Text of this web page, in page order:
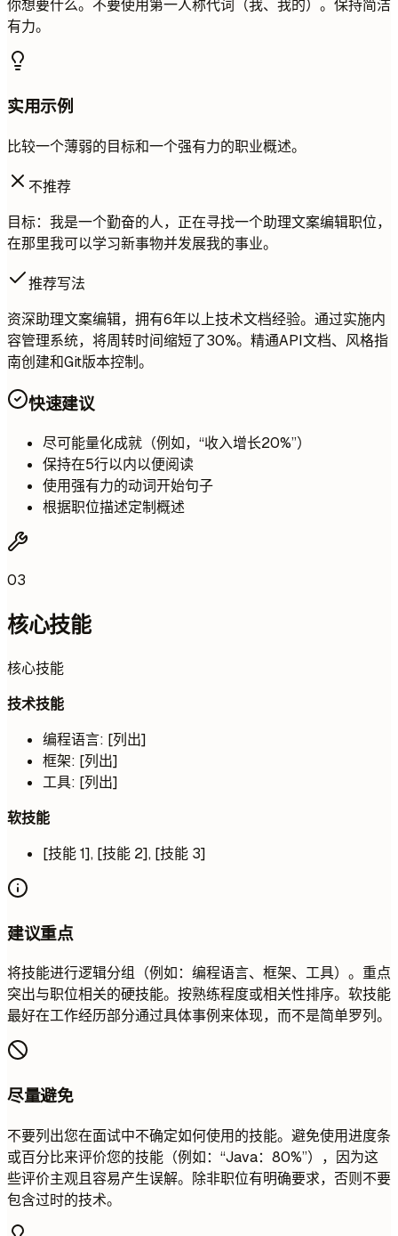
你想要什么。不要使用第一人称代词（我、我的）。保持简洁
有力。
实用示例
比较一个薄弱的目标和一个强有力的职业概述。
不推荐
目标：我是一个勤奋的人，正在寻找一个助理文案编辑职位，
在那里我可以学习新事物并发展我的事业。
推荐写法
资深助理文案编辑，拥有6年以上技术文档经验。通过实施内
容管理系统，将周转时间缩短了30%。精通API文档、风格指
南创建和Git版本控制。
快速建议
尽可能量化成就（例如，“收入增长20%”）
保持在5行以内以便阅读
使用强有力的动词开始句子
根据职位描述定制概述
03
核心技能
核心技能
技术技能
编程语言: [列出]
框架: [列出]
工具: [列出]
软技能
[技能 1], [技能 2], [技能 3]
建议重点
将技能进行逻辑分组（例如：编程语言、框架、工具）。重点
突出与职位相关的硬技能。按熟练程度或相关性排序。软技能
最好在工作经历部分通过具体事例来体现，而不是简单罗列。
尽量避免
不要列出您在面试中不确定如何使用的技能。避免使用进度条
或百分比来评价您的技能（例如：“Java：80%”），因为这
些评价主观且容易产生误解。除非职位有明确要求，否则不要
包含过时的技术。